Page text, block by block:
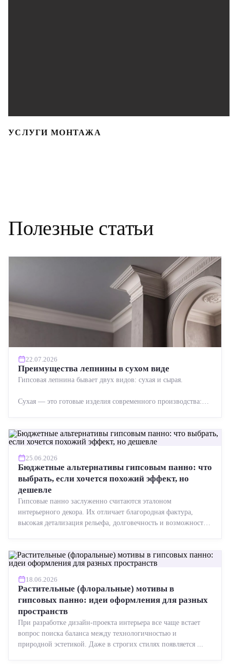
УСЛУГИ МОНТАЖА
Полезные статьи
22.07.2026
Преимущества лепнины в сухом виде
Гипсовая лепнина бывает двух видов: сухая и сырая.
Сухая — это готовые изделия современного производства:
25.06.2026
Бюджетные альтернативы гипсовым панно: что
выбрать, если хочется похожий эффект, но
дешевле
Гипсовые панно заслуженно считаются эталоном
интерьерного декора. Их отличает благородная фактура,
высокая детализация рельефа, долговечность и возможность
18.06.2026
Растительные (флоральные) мотивы в
гипсовых панно: идеи оформления для разных
пространств
При разработке дизайн-проекта интерьера все чаще встает
вопрос поиска баланса между технологичностью и
природной эстетикой. Даже в строгих стилях появляется ...